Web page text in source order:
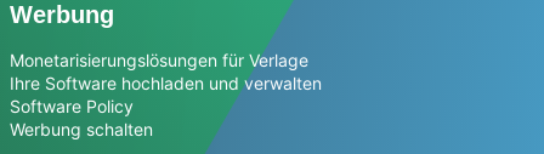
Werbung
Monetarisierungslösungen für Verlage
Ihre Software hochladen und verwalten
Software Policy
Werbung schalten